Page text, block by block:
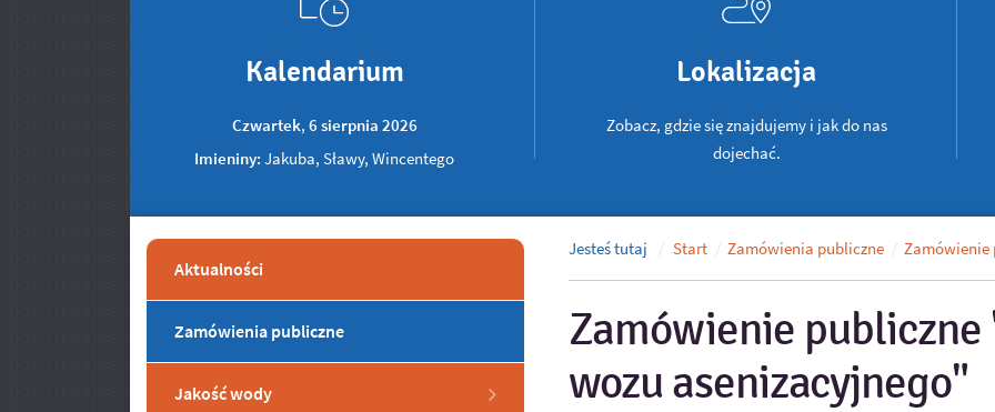
Kalendarium
Czwartek, 6 sierpnia 2026
Imieniny: Jakuba, Sławy, Wincentego
Lokalizacja
Zobacz, gdzie się znajdujemy i jak do nas
dojechać.
Aktualności
Zamówienia publiczne
Jakość wody
Jesteś tutaj Start Zamówienia publiczne Zamówienie
Zamówienie publiczne
wozu asenizacyjnego"